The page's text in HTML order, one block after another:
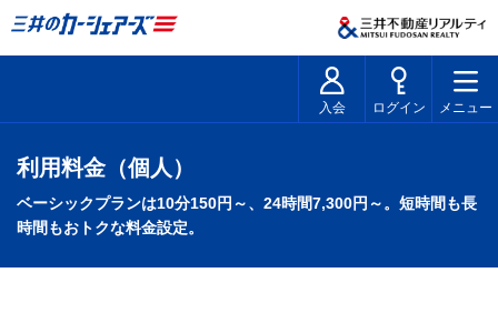
入会 ログイン メニュー
利用料金（個人）
ベーシックプランは10分150円～、24時間7,300円～。短時間も長
時間もおトクな料金設定。